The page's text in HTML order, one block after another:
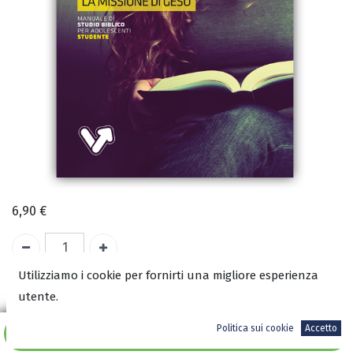
Aggiungi al carrello
6,90 €
A magazzino
ISBN:
Utilizziamo i cookie per fornirti una migliore esperienza
utente.
Politica sui cookie Accetto